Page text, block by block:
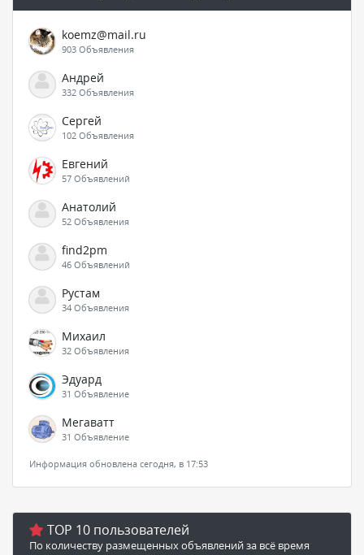
koemz@mail.ru
903 Объявления
Андрей
332 Объявления
Сергей
102 Объявления
Евгений
57 Объявлений
Анатолий
52 Объявления
find2pm
46 Объявлений
Рустам
34 Объявления
Михаил
32 Объявления
Эдуард
31 Объявление
Мегаватт
31 Объявление
Информация обновлена сегодня, в 17:53
TOP 10 пользователей
По количеству размещенных объявлений за всё время